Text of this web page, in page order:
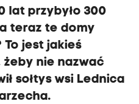
lat przybyło 300
teraz te domy
jest jakieś
nie nazwać
sołtys wsi Lednica